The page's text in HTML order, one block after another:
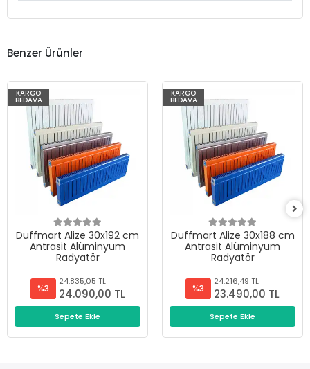
Benzer Ürünler
KARGO
BEDAVA
Duffmart Alize 30x192 cm
Antrasit Alüminyum
Radyatör
%3
24.835,05 TL
24.090,00 TL
Sepete Ekle
KARGO
BEDAVA
Duffmart Alize 30x188 cm
Antrasit Alüminyum
Radyatör
%3
24.216,49 TL
23.490,00 TL
Sepete Ekle